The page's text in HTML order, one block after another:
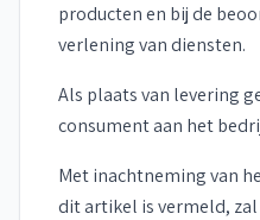
producten en bij de
verlening van diensten.
Als plaats van levering
consument aan het
Met inachtneming van
dit artikel is vermeld,